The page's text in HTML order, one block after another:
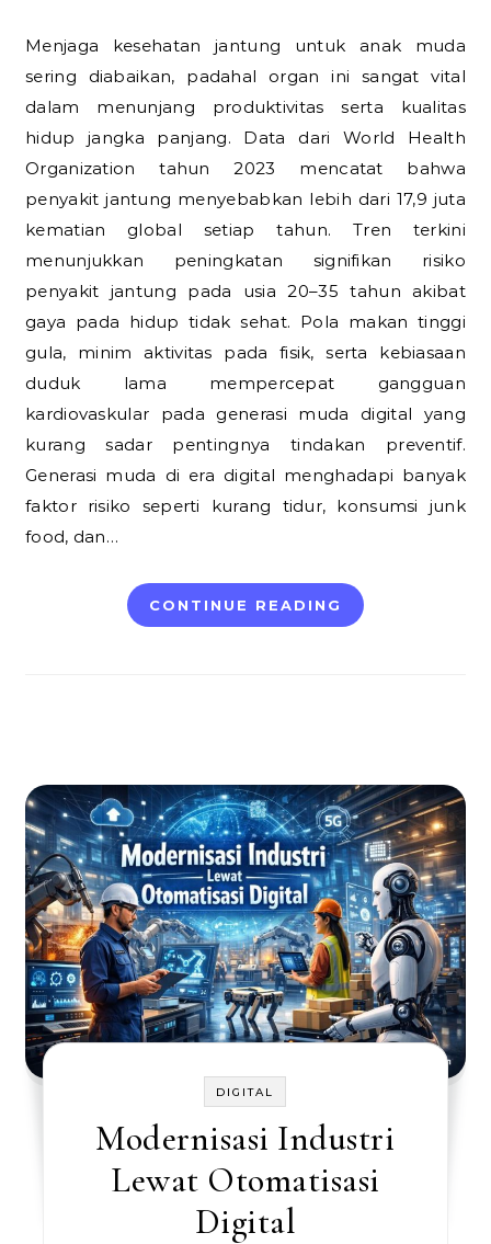
Menjaga kesehatan jantung untuk anak muda
sering diabaikan, padahal organ ini sangat vital
dalam menunjang produktivitas serta kualitas
hidup jangka panjang. Data dari World Health
Organization tahun 2023 mencatat bahwa
penyakit jantung menyebabkan lebih dari 17,9 juta
kematian global setiap tahun. Tren terkini
menunjukkan peningkatan signifikan risiko
penyakit jantung pada usia 20–35 tahun akibat
gaya pada hidup tidak sehat. Pola makan tinggi
gula, minim aktivitas pada fisik, serta kebiasaan
duduk lama mempercepat gangguan
kardiovaskular pada generasi muda digital yang
kurang sadar pentingnya tindakan preventif.
Generasi muda di era digital menghadapi banyak
faktor risiko seperti kurang tidur, konsumsi junk
food, dan…
CONTINUE READING
DIGITAL
Modernisasi Industri
Lewat Otomatisasi
Digital